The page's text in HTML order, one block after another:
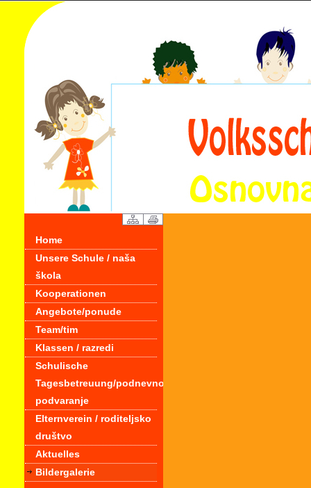
Home
Unsere Schule / naša
škola
Kooperationen
Angebote/ponude
Team/tim
Klassen / razredi
Schulische
Tagesbetreuung/podnevno
podvaranje
Elternverein / roditeljsko
društvo
Aktuelles
Bildergalerie